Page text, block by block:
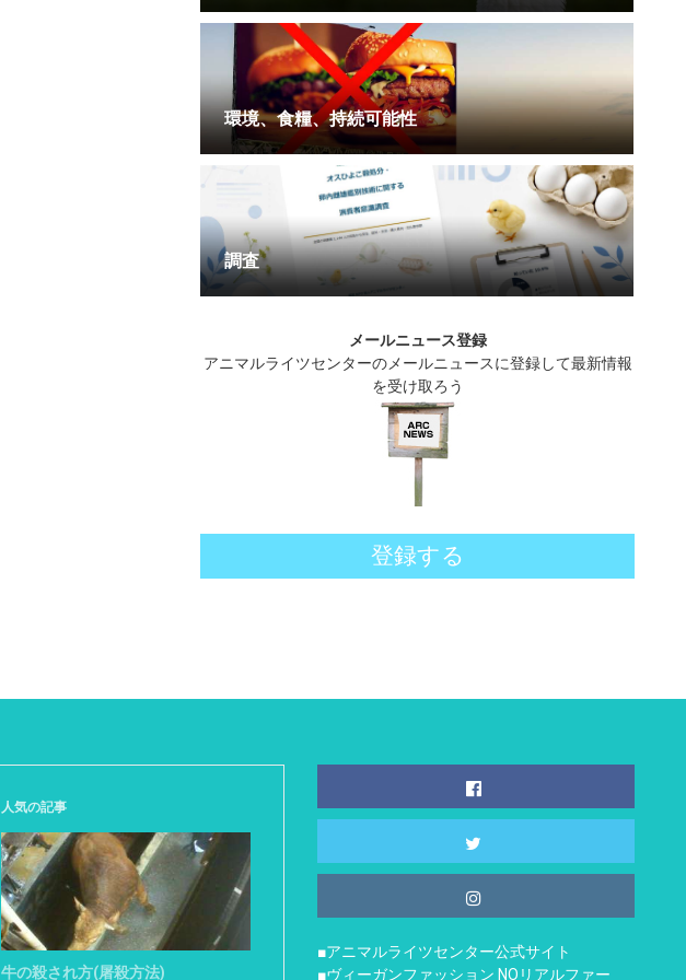
環境、食糧、持続可能性
調査
メールニュース登録
アニマルライツセンターのメールニュースに登録して最新情報
を受け取ろう
登録する
人気の記事
牛の殺され方(屠殺方法)
■アニマルライツセンター公式サイト
■ヴィーガンファッション NOリアルファー